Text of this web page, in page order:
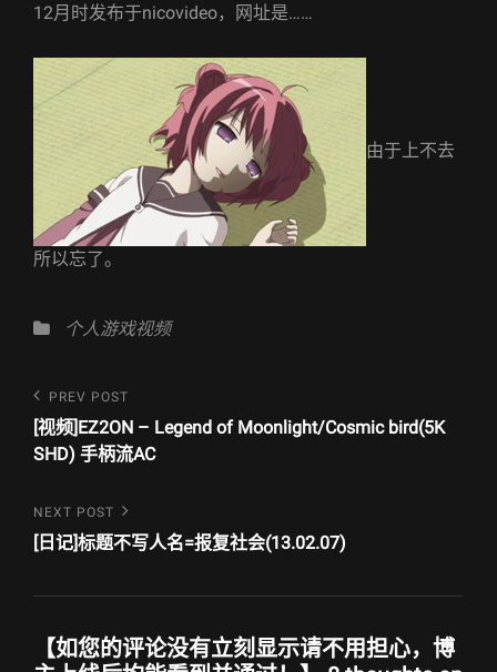
12月时发布于nicovideo，网址是……
由于上不去
所以忘了。
Categories
个人游戏视频
文
章
导
Previous
Post
PREV POST
[视频]EZ2ON – Legend of Moonlight/Cosmic bird(5K
SHD) 手柄流AC
Next
Post
NEXT POST
[日记]标题不写人名=报复社会(13.02.07)
【如您的评论没有立刻显示请不用担心，博